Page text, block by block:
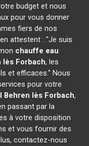
budget et nous
pour vous donner
fiers de nos
attestent : "Je suis
chauffe eau
lès Forbach, les
et efficaces." Nous
pour votre
Behren lès Forbach,
passant par la
à votre disposition
et vous fournir des
contactez-nous